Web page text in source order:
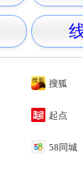
搜狐
起点
58同城